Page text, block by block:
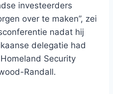
investeerders
over te maken”, zei
nadat hij
delegatie had
Security
Randall.